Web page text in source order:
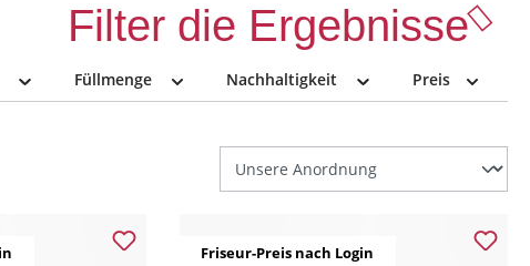
Filter die Ergebnisse
Füllmenge Nachhaltigkeit Preis
Friseur-Preis nach Login